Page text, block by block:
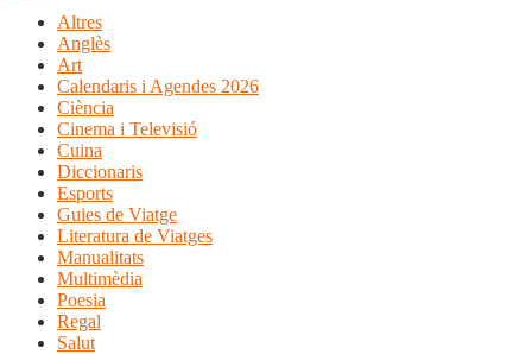
Altres
Anglès
Art
Calendaris i Agendes 2026
Ciència
Cinema i Televisió
Cuina
Diccionaris
Esports
Guies de Viatge
Literatura de Viatges
Manualitats
Multimèdia
Poesia
Regal
Salut